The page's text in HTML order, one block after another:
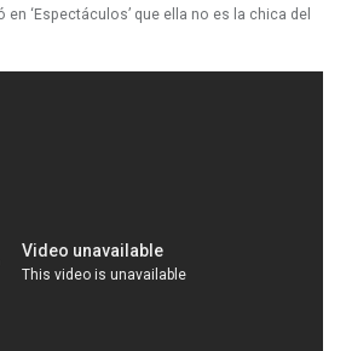
‘Espectáculos’ que ella no es la chica del